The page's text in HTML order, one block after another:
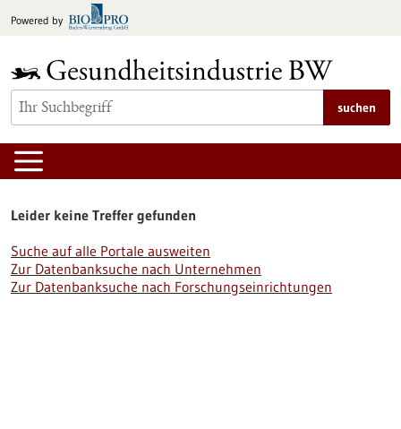
Inhalt
Powered by
suchen
Leider keine Treffer gefunden
Suche auf alle Portale ausweiten
Zur Datenbanksuche nach Unternehmen
Zur Datenbanksuche nach Forschungseinrichtungen